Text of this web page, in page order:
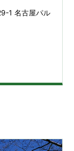
1 名古屋パル